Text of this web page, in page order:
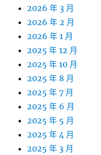
2026 年 3 月
2026 年 2 月
2026 年 1 月
2025 年 12 月
2025 年 10 月
2025 年 8 月
2025 年 7 月
2025 年 6 月
2025 年 5 月
2025 年 4 月
2025 年 3 月